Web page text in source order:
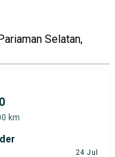
Selatan,
km
24 Jul